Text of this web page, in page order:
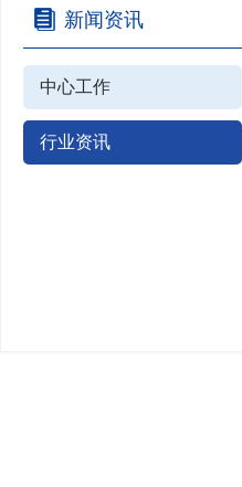
新闻资讯
中心工作
行业资讯